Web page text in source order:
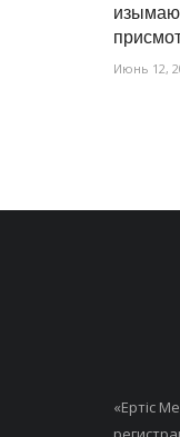
Июнь 12,
«Ертiс